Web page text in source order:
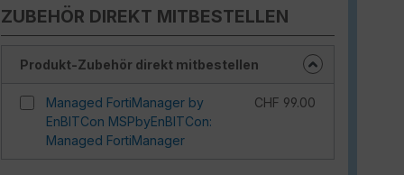
ZUBEHÖR DIREKT MITBESTELLEN
Produkt-Zubehör direkt mitbestellen
Managed FortiManager by
EnBITCon MSPbyEnBITCon:
Managed FortiManager
CHF 99.00